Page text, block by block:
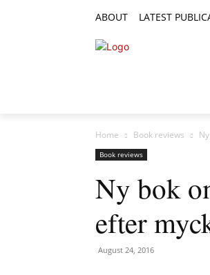
ABOUT LATEST
Home Book reviews
Book reviews
Ny bok
efter
August 24, 2016